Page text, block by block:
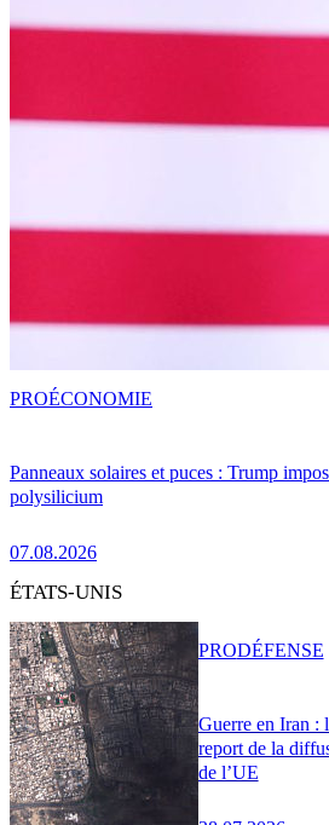
Panneaux solaires et puces : Trump
polysilicium
07.08.2026
PROÉCONOMIE
ÉTATS-UNIS
Guerre en Iran :
report de la
de l’UE
PRODÉFENSE